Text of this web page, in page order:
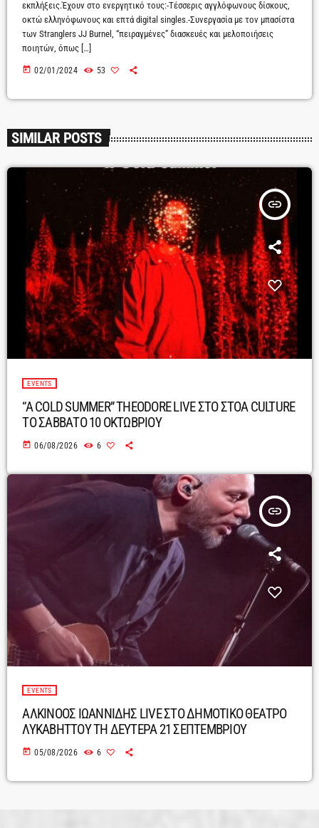
εκπλήξεις.Έχουν στο ενεργητικό τους:-Τέσσερις αγγλόφωνους δίσκους,
οκτώ ελληνόφωνους και επτά digital singles.-Συνεργασία με τον μπασίστα
των Stranglers JJ Burnel, “πειραγμένες” διασκευές και μελοποιήσεις
ποιητών, όπως […]
today 02/01/2024 53
SIMILAR POSTS
insert_link
EVENTS
“A COLD SUMMER” THEODORE LIVE ΣΤΟ ΣΤΟΑ CULTURE
ΤΟ ΣΑΒΒΑΤΟ 10 ΟΚΤΩΒΡΙΟΥ
today 06/08/2026 6
insert_link
EVENTS
ΑΛΚΙΝΟΟΣ ΙΩΑΝΝΙΔΗΣ LIVE ΣΤΟ ΔΗΜΟΤΙΚΟ ΘΕΑΤΡΟ
ΛΥΚΑΒΗΤΤΟΥ ΤΗ ΔΕΥΤΕΡΑ 21 ΣΕΠΤΕΜΒΡΙΟΥ
today 05/08/2026 6